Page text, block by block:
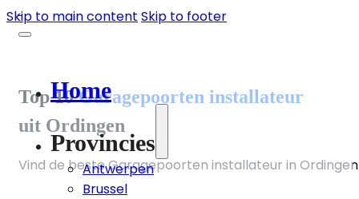
Skip to main content Skip to footer
Home
Provincies
Antwerpen
Brussel
Top 10Garagepoorten installateur
uit Ordingen
Vind de beste Garagepoorten installateur in